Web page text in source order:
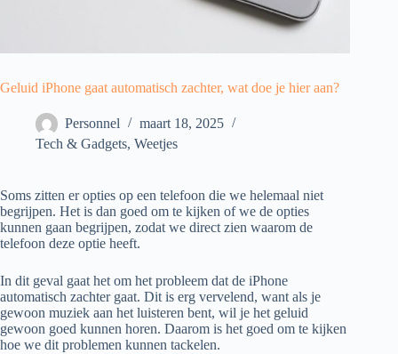
Geluid iPhone gaat automatisch zachter, wat doe je hier aan?
Personnel
maart 18, 2025
Tech & Gadgets, Weetjes
Soms zitten er opties op een telefoon die we helemaal niet
begrijpen. Het is dan goed om te kijken of we de opties
kunnen gaan begrijpen, zodat we direct zien waarom de
telefoon deze optie heeft.
In dit geval gaat het om het probleem dat de iPhone
automatisch zachter gaat. Dit is erg vervelend, want als je
gewoon muziek aan het luisteren bent, wil je het geluid
gewoon goed kunnen horen. Daarom is het goed om te kijken
hoe we dit problemen kunnen tackelen.